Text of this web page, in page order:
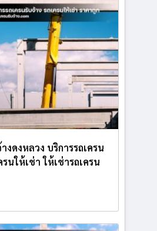
งดงหลวง บริการรถเครน
รนให้เช่า ให้เช่ารถเครน